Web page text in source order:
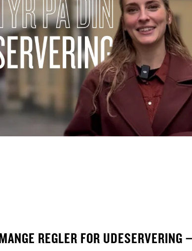
REGLER FOR UDESERVERING